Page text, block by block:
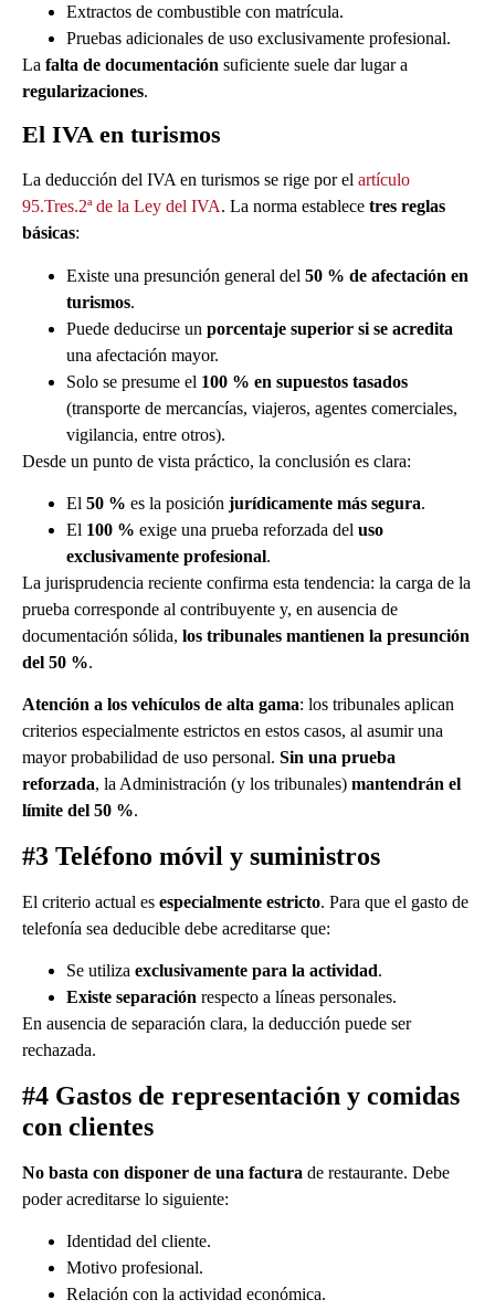
Extractos de combustible con matrícula.
Pruebas adicionales de uso exclusivamente profesional.
La falta de documentación suficiente suele dar lugar a
regularizaciones.
El IVA en turismos
La deducción del IVA en turismos se rige por el artículo
95.Tres.2ª de la Ley del IVA. La norma establece tres reglas
básicas:
Existe una presunción general del 50 % de afectación en
turismos.
Puede deducirse un porcentaje superior si se acredita
una afectación mayor.
Solo se presume el 100 % en supuestos tasados
(transporte de mercancías, viajeros, agentes comerciales,
vigilancia, entre otros).
Desde un punto de vista práctico, la conclusión es clara:
El 50 % es la posición jurídicamente más segura.
El 100 % exige una prueba reforzada del uso
exclusivamente profesional.
La jurisprudencia reciente confirma esta tendencia: la carga de la
prueba corresponde al contribuyente y, en ausencia de
documentación sólida, los tribunales mantienen la presunción
del 50 %.
Atención a los vehículos de alta gama: los tribunales aplican
criterios especialmente estrictos en estos casos, al asumir una
mayor probabilidad de uso personal. Sin una prueba
reforzada, la Administración (y los tribunales) mantendrán el
límite del 50 %.
#3 Teléfono móvil y suministros
El criterio actual es especialmente estricto. Para que el gasto de
telefonía sea deducible debe acreditarse que:
Se utiliza exclusivamente para la actividad.
Existe separación respecto a líneas personales.
En ausencia de separación clara, la deducción puede ser
rechazada.
#4 Gastos de representación y comidas
con clientes
No basta con disponer de una factura de restaurante. Debe
poder acreditarse lo siguiente:
Identidad del cliente.
Motivo profesional.
Relación con la actividad económica.